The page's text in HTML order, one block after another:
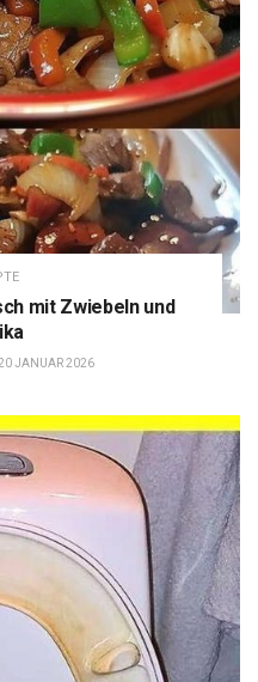
mit Zwiebeln und
JANUAR 2026